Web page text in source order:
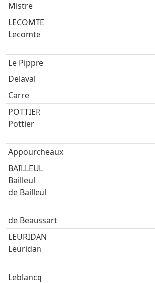
Mistre
LECOMTE
Lecomte
Le Pippre
Delaval
Carre
POTTIER
Pottier
Appourcheaux
BAILLEUL
Bailleul
de Bailleul
de Beaussart
LEURIDAN
Leuridan
Leblancq